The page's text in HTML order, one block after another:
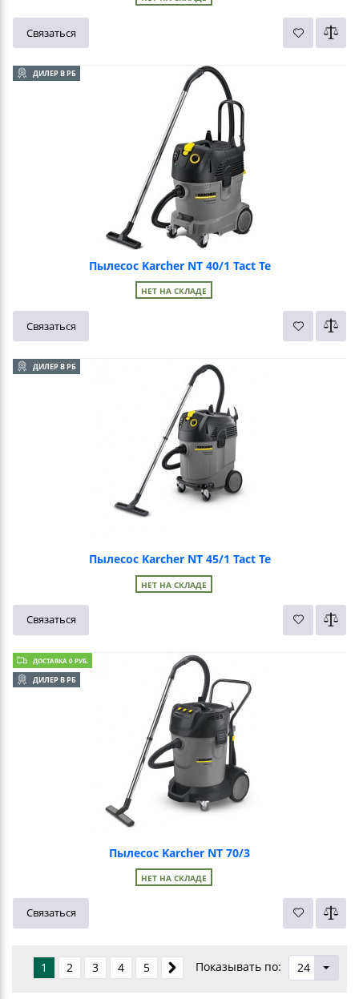
Связаться
ДИЛЕР В РБ
Пылесос Karcher NT 40/1 Tact Te
НЕТ НА СКЛАДЕ
Связаться
ДИЛЕР В РБ
Пылесос Karcher NT 45/1 Tact Te
НЕТ НА СКЛАДЕ
Связаться
ДОСТАВКА 0 РУБ.
ДИЛЕР В РБ
Пылесос Karcher NT 70/3
НЕТ НА СКЛАДЕ
Связаться
Показывать по: 24
1 2 3 4 5